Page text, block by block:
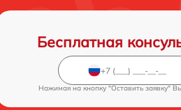
Бесплатная
Нажимая на кнопку "Оставить заявку"